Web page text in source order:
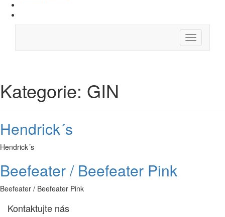
content
Menu
Kategorie: GIN
Hendrick´s
Hendrick´s
Beefeater / Beefeater Pink
Beefeater / Beefeater Pink
Kontaktujte nás